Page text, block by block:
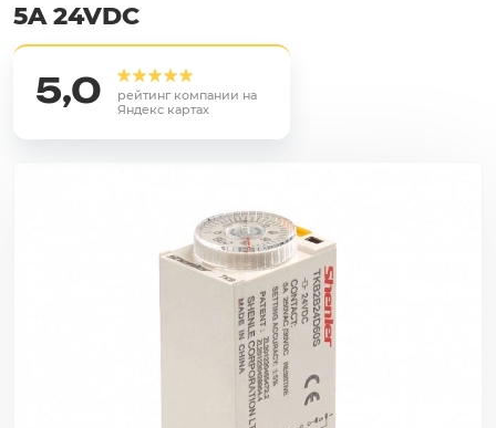
5A 24VDC
5,0
рейтинг компании на
Яндекс картах